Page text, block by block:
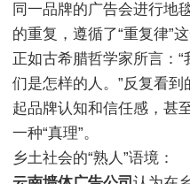
同一品牌的广告会进行地
的重复，遵循了“重复律”
正如古希腊哲学家所言：
们是怎样的人。”反复看
起品牌认知和信任感，甚
一种“真理”。
乡土社会的“熟人”语境：